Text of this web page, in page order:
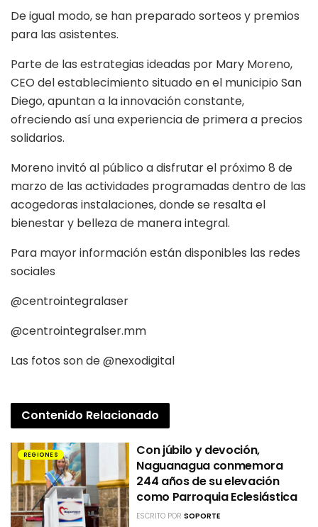
De igual modo, se han preparado sorteos y premios
para las asistentes.
Parte de las estrategias ideadas por Mary Moreno,
CEO del establecimiento situado en el municipio San
Diego, apuntan a la innovación constante,
ofreciendo así una experiencia de primera a precios
solidarios.
Moreno invitó al público a disfrutar el próximo 8 de
marzo de las actividades programadas dentro de las
acogedoras instalaciones, donde se resalta el
bienestar y belleza de manera integral.
Para mayor información están disponibles las redes
sociales
@centrointegralaser
@centrointegralser.mm
Las fotos son de @nexodigital
Contenido Relacionado
REGIONES
Con júbilo y devoción,
Naguanagua conmemora
244 años de su elevación
como Parroquia Eclesiástica
ESCRITO PORSOPORTE